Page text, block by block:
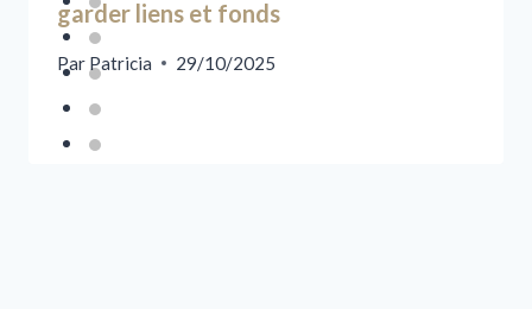
garder liens et fonds
Par Patricia 29/10/2025